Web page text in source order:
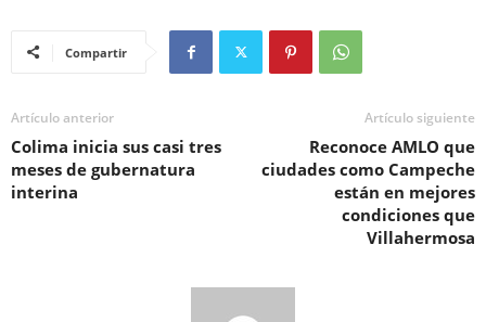
Compartir
Artículo anterior
Colima inicia sus casi tres
meses de gubernatura
interina
Artículo siguiente
Reconoce AMLO que
ciudades como Campeche
están en mejores
condiciones que
Villahermosa